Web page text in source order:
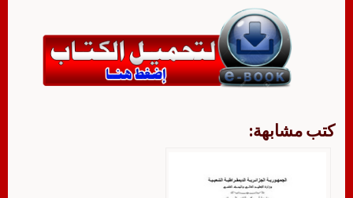
كتب مشابهة: